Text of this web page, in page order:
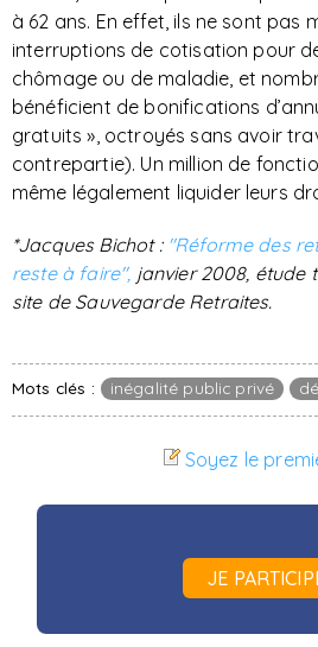
à 62 ans. En effet, ils ne sont pas
interruptions de cotisation pour
chômage ou de maladie, et
bénéficient de bonifications
gratuits », octroyés sans avoir
contrepartie). Un million de
même légalement liquider leurs
*Jacques Bichot : "Réforme des
reste à faire", janvier 2008, étude
site de Sauvegarde Retraites.
Mots clés : inégalité public privé
Soyez le
JE